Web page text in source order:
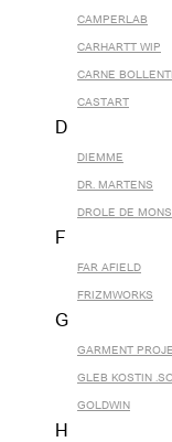
CAMPERLAB
CARHARTT WIP
CARNE
CASTART
D
DIEMME
DR. MARTENS
DROLE DE
F
FAR AFIELD
FRIZMWORKS
G
GARMENT
GLEB KOSTIN
GOLDWIN
H